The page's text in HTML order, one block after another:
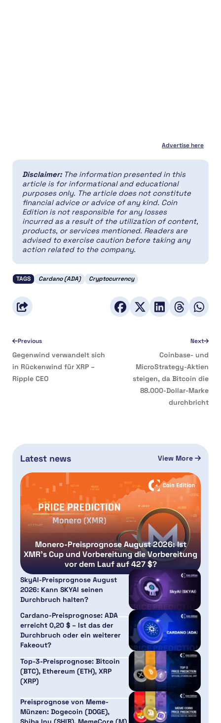
Advertise here
Disclaimer: The information presented in this
article is for informational and educational
purposes only. The article does not constitute
financial advice or advice of any kind. Coin
Edition is not responsible for any losses
incurred as a result of the utilization of content,
products, or services mentioned. Readers are
advised to exercise caution before taking any
action related to the company.
TAGS Cardano (ADA) Cryptocurrency
Previous
Gegenwind verwandelt sich
in Rückenwind für XRP –
Ripple CEO
Next
Coinbase- und
MicroStrategy-Aktien
steigen, da Bitcoin die
88.000-Dollar-Marke
durchbricht
Latest news View More
Monero-Preisprognose August 2026: Ist
XMR’s Cup und Vorbereitung die Vorbereitung
vor dem Lauf auf 427 $?
SkyAI-Preisprognose August
2026: Kann SKYAI seinen
Durchbruch halten?
Cardano-Preisprognose: ADA
erreicht 0,20 $ – Ist das der
Durchbruch oder ein weiterer
Fakeout?
Top-3-Preisprognose: Bitcoin
(BTC), Ethereum (ETH), XRP
(XRP)
Preisprognose von Meme-
Münzen: Dogecoin (DOGE),